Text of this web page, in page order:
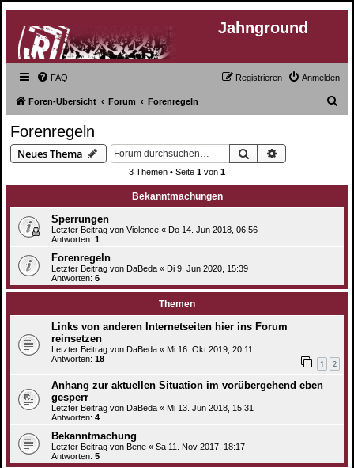
Jahnground
FAQ Anmelden
Registrieren
Foren-Übersicht Forum Forenregeln
Forenregeln
Neues Thema Suche
3 Themen • Seite 1 von 1
Bekanntmachungen
Sperrungen
Letzter Beitrag von Violence « Do 14. Jun 2018, 06:56
Antworten: 1
Forenregeln
Letzter Beitrag von DaBeda « Di 9. Jun 2020, 15:39
Antworten: 6
Themen
Links von anderen Internetseiten hier ins Forum
reinsetzen
Letzter Beitrag von DaBeda « Mi 16. Okt 2019, 20:11
Antworten: 18 1 2
Anhang zur aktuellen Situation im vorübergehend eben
gesperr
Letzter Beitrag von DaBeda « Mi 13. Jun 2018, 15:31
Antworten: 4
Bekanntmachung
Letzter Beitrag von Bene « Sa 11. Nov 2017, 18:17
Antworten: 5